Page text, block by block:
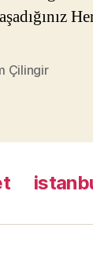
Çilingir